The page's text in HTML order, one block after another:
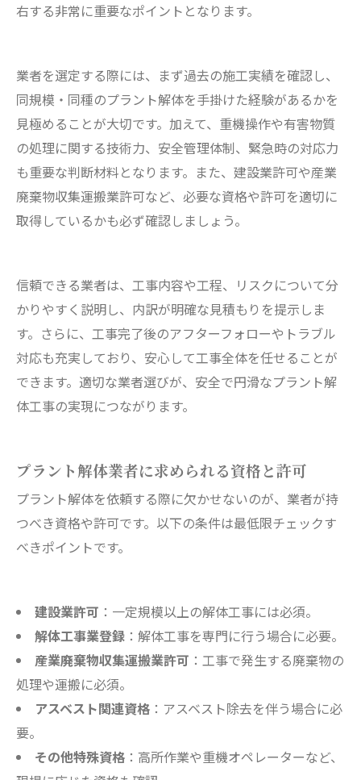
右する非常に重要なポイントとなります。
業者を選定する際には、まず過去の施工実績を確認し、
同規模・同種のプラント解体を手掛けた経験があるかを
見極めることが大切です。加えて、重機操作や有害物質
の処理に関する技術力、安全管理体制、緊急時の対応力
も重要な判断材料となります。また、建設業許可や産業
廃棄物収集運搬業許可など、必要な資格や許可を適切に
取得しているかも必ず確認しましょう。
信頼できる業者は、工事内容や工程、リスクについて分
かりやすく説明し、内訳が明確な見積もりを提示しま
す。さらに、工事完了後のアフターフォローやトラブル
対応も充実しており、安心して工事全体を任せることが
できます。適切な業者選びが、安全で円滑なプラント解
体工事の実現につながります。
プラント解体業者に求められる資格と許可
プラント解体を依頼する際に欠かせないのが、業者が持
つべき資格や許可です。以下の条件は最低限チェックす
べきポイントです。
建設業許可 ：一定規模以上の解体工事には必須。
解体工事業登録：解体工事を専門に行う場合に必要。
産業廃棄物収集運搬業許可 ：工事で発生する廃棄物の
処理や運搬に必須。
アスベスト関連資格：アスベスト除去を伴う場合に必
要。
その他特殊資格：高所作業や重機オペレーターなど、